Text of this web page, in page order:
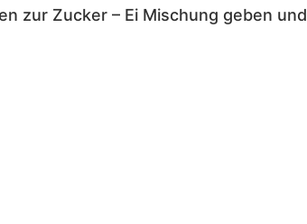
zur Zucker – Ei Mischung geben und